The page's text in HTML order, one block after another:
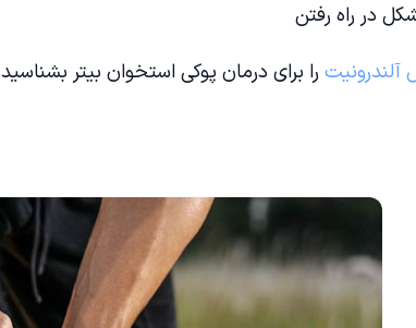
در راه رفتن
را برای درمان پوکی استخوان بیتر بشناسید